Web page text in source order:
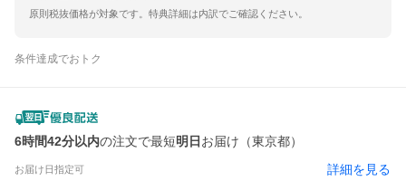
原則税抜価格が対象です。特典詳細は内訳でご確認ください。
条件達成でおトク
6時間42分以内の注文で最短明日 お届け（東京都）
お届け日指定可 詳細を見る